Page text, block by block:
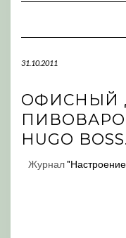
31.10.2011
ОФИСНЫЙ
HUGO
Журнал